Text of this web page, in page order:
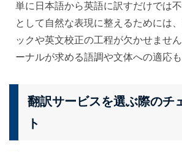
単に日本語から英語に訳すだけでは
として自然な表現に整えるためには
ックや英文校正の工程が欠かせませ
ーナルが求める語調や文体への適応も
翻訳サービスを選ぶ際のチ
ト